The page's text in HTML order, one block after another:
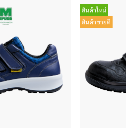
สินค้าใหม่
สินค้าขายดี